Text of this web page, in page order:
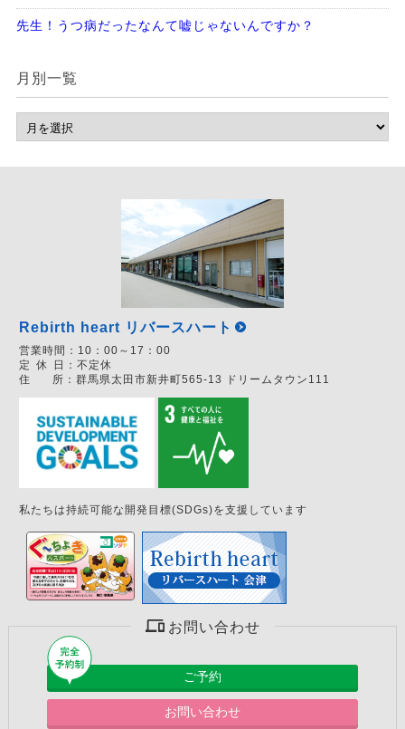
先生！うつ病だったなんて嘘じゃないんですか？
月別一覧
Rebirth heart リバースハート
営業時間： 10：00～17：00
定 休 日： 不定休
住
所： 群馬県太田市新井町565-13 ドリームタウン111
私たちは持続可能な開発目標(SDGs)を支援しています
お問い合わせ
ご予約
お問い合わせ